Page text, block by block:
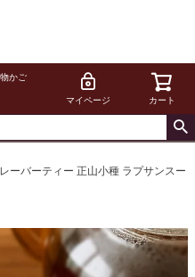
かご
マイページ カート
ーバーティー 正山小種 ラプサンスー